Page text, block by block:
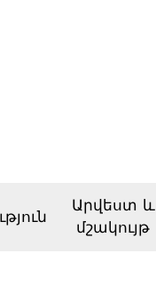
Արվեստ և
մշակույթ